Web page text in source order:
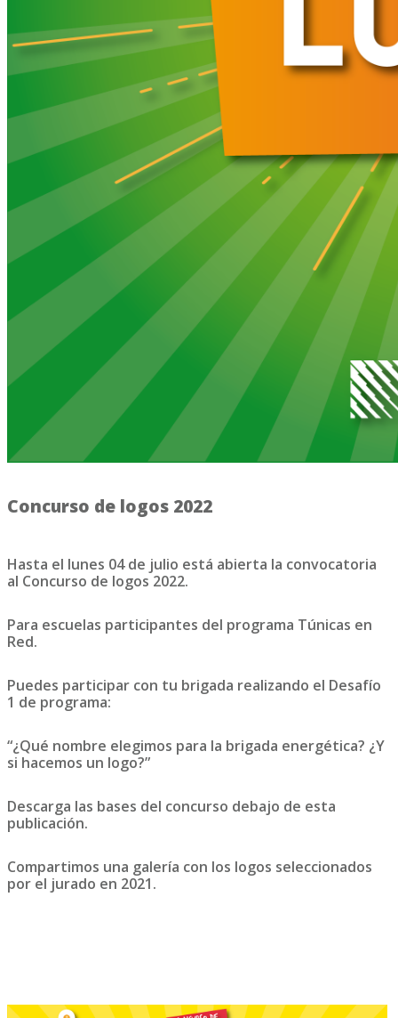
Concurso de logos 2022
Hasta el lunes 04 de julio está abierta la convocatoria
al Concurso de logos 2022.
Para escuelas participantes del programa Túnicas en
Red.
Puedes participar con tu brigada realizando el Desafío
1 de programa:
“¿Qué nombre elegimos para la brigada energética? ¿Y
si hacemos un logo?”
Descarga las bases del concurso debajo de esta
publicación.
Compartimos una galería con los logos seleccionados
por el jurado en 2021.